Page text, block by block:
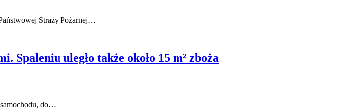
Straży Pożarnej…
uległo także około 15 m² zboża
samochodu, do…